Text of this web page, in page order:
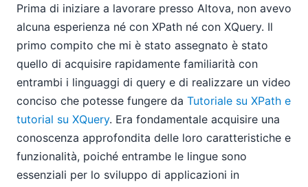
Prima di iniziare a lavorare presso Altova, non avevo
alcuna esperienza né con XPath né con XQuery. Il
primo compito che mi è stato assegnato è stato
quello di acquisire rapidamente familiarità con
entrambi i linguaggi di query e di realizzare un video
conciso che potesse fungere da Tutoriale su XPath e
tutorial su XQuery. Era fondamentale acquisire una
conoscenza approfondita delle loro caratteristiche e
funzionalità, poiché entrambe le lingue sono
essenziali per lo sviluppo di applicazioni in